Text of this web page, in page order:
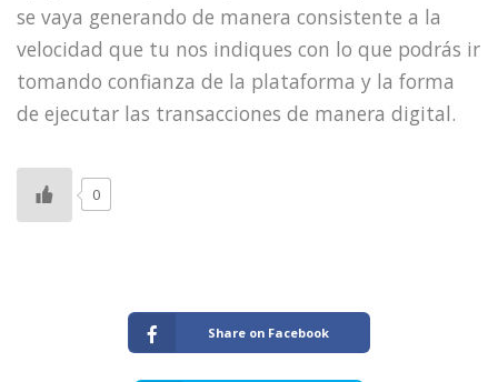
se vaya generando de manera consistente a la
velocidad que tu nos indiques con lo que podrás ir
tomando confianza de la plataforma y la forma
de ejecutar las transacciones de manera digital.
0
Share on Facebook